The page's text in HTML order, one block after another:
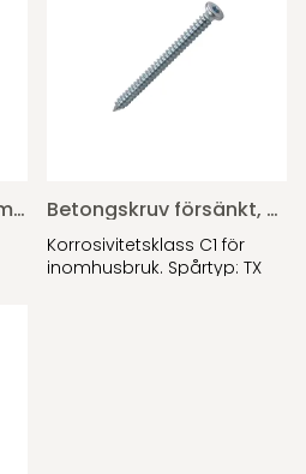
Betongexpander, Varmförzinkad Betongskruv försänkt, Förzinkad
Korrosivitetsklass C1 för
inomhusbruk. Spårtyp: TX